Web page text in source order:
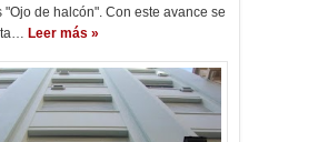
"Ojo de halcón". Con este avance se
Leer más »